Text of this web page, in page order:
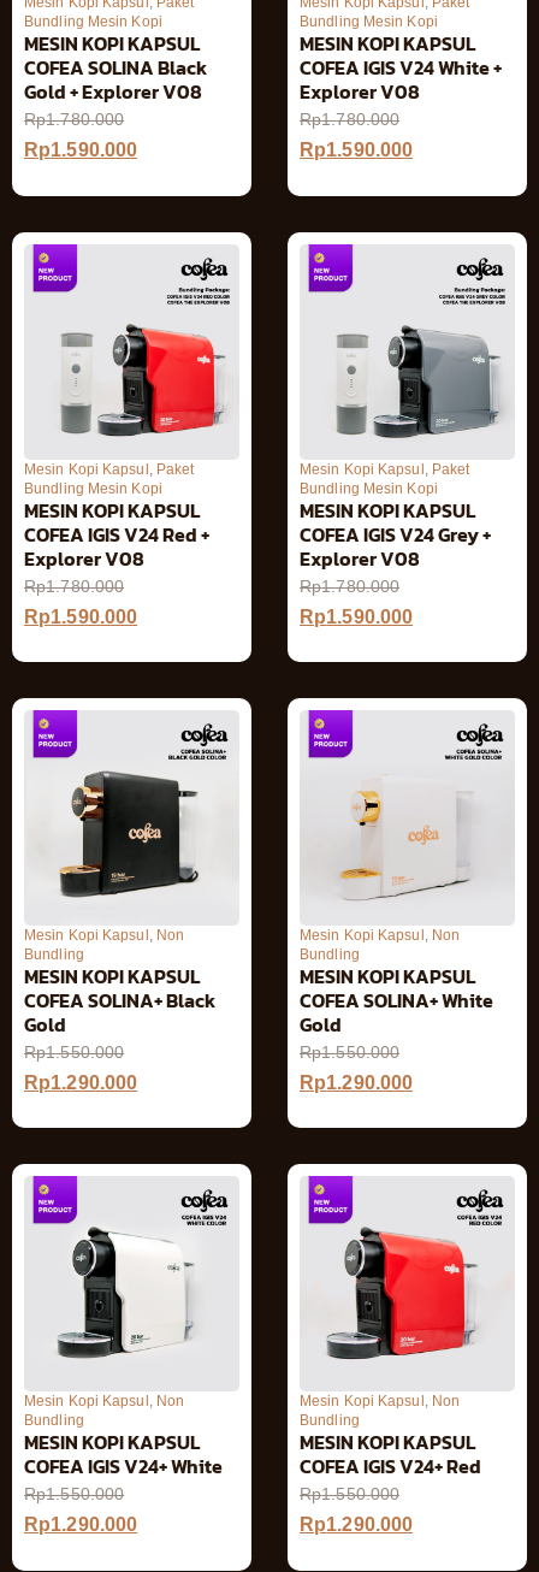
Bundling Mesin Kopi
MESIN KOPI KAPSUL
COFEA SOLINA Black
Gold + Explorer V08
Rp1.780.000
Rp1.590.000
Bundling Mesin Kopi
MESIN KOPI KAPSUL
COFEA IGIS V24 White +
Explorer V08
Rp1.780.000
Rp1.590.000
Mesin Kopi Kapsul Paket
Bundling Mesin Kopi
MESIN KOPI KAPSUL
COFEA IGIS V24 Red +
Explorer V08
Rp1.780.000
Rp1.590.000
Mesin Kopi Kapsul Paket
Bundling Mesin Kopi
MESIN KOPI KAPSUL
COFEA IGIS V24 Grey +
Explorer V08
Rp1.780.000
Rp1.590.000
Mesin Kopi Kapsul , Non
Bundling
MESIN KOPI KAPSUL
COFEA SOLINA+ Black
Gold
Rp1.550.000
Rp1.290.000
Mesin Kopi Kapsul , Non
Bundling
MESIN KOPI KAPSUL
COFEA SOLINA+ White
Gold
Rp1.550.000
Rp1.290.000
Mesin Kopi Kapsul , Non
Bundling
MESIN KOPI KAPSUL
COFEA IGIS V24+ White
Rp1.550.000
Rp1.290.000
Mesin Kopi Kapsul , Non
Bundling
MESIN KOPI KAPSUL
COFEA IGIS V24+ Red
Rp1.550.000
Rp1.290.000